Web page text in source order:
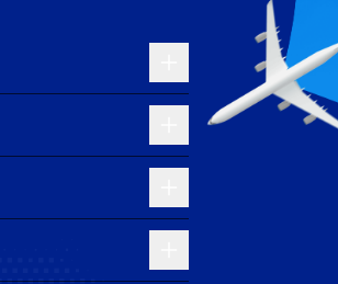
thành phố Buôn Ma Thuột khoảng 8
và Vinh. Sân bay được trang bị
bay đến trung tâm thành phố khá
quan nổi bật như Hồ Lắk, thác